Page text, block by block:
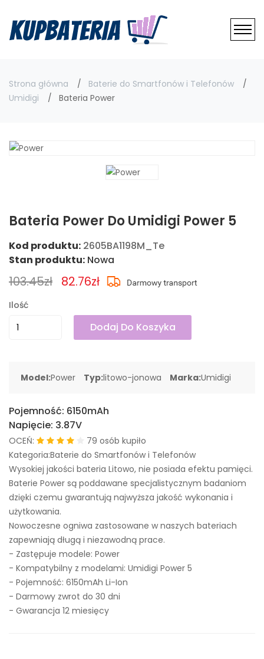
Strona główna
Baterie do Smartfonów i Telefonów
Umidigi
Bateria Power
Bateria Power Do Umidigi Power 5
Kod produktu: 2605BA1198M_Te
Stan produktu: Nowa
103.45zł 82.76zł
Ilość
Dodaj Do Koszyka
Model:Power Typ:litowo-jonowa Marka:Umidigi
Pojemność: 6150mAh
Napięcie: 3.87V
OCEŃ:
79 osób kupiło
Kategoria:Baterie do Smartfonów i Telefonów
Wysokiej jakości bateria Litowo, nie posiada efektu pamięci.
Baterie Power są poddawane specjalistycznym badaniom
dzięki czemu gwarantują najwyższa jakość wykonania i
użytkowania.
Nowoczesne ogniwa zastosowane w naszych bateriach
zapewniają długą i niezawodną prace.
- Zastępuje modele: Power
- Kompatybilny z modelami: Umidigi Power 5
- Pojemność: 6150mAh Li-Ion
- Darmowy zwrot do 30 dni
- Gwarancja 12 miesięcy